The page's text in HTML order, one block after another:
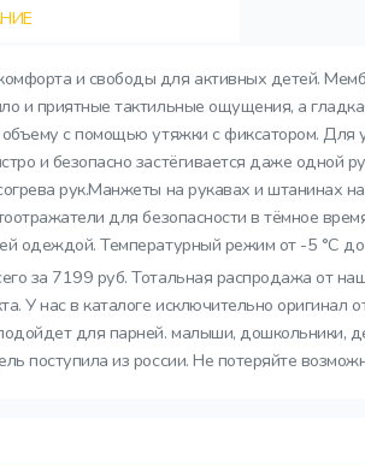
и свободы для активных детей.
и приятные тактильные ощущения, а
с помощью утяжки с фиксатором.
и безопасно застёгивается даже одной
рук.Манжеты на рукавах и штанинах
для безопасности в тёмное
одеждой. Температурный режим от -5 °C
за 7199 руб. Тотальная распродажа от
У нас в каталоге исключительно
для парней. малыши, дошкольники,
поступила из россии. Не потеряйте